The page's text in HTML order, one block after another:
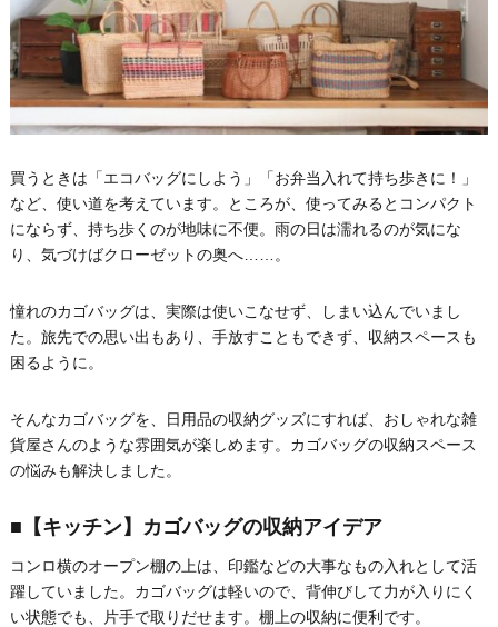
買うときは「エコバッグにしよう」「お弁当入れて持ち歩きに！」
など、使い道を考えています。ところが、使ってみるとコンパクト
にならず、持ち歩くのが地味に不便。雨の日は濡れるのが気にな
り、気づけばクローゼットの奥へ……。
憧れのカゴバッグは、実際は使いこなせず、しまい込んでいまし
た。旅先での思い出もあり、手放すこともできず、収納スペースも
困るように。
そんなカゴバッグを、日用品の収納グッズにすれば、おしゃれな雑
貨屋さんのような雰囲気が楽しめます。カゴバッグの収納スペース
の悩みも解決しました。
■【キッチン】カゴバッグの収納アイデア
コンロ横のオープン棚の上は、印鑑などの大事なもの入れとして活
躍していました。カゴバッグは軽いので、背伸びして力が入りにく
い状態でも、片手で取りだせます。棚上の収納に便利です。